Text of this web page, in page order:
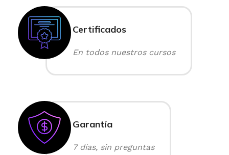
Certificados
En todos nuestros cursos
Garantía
7 días, sin preguntas